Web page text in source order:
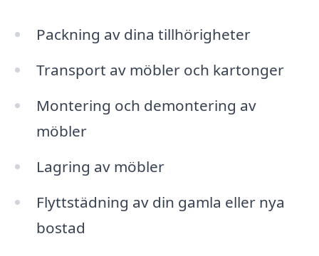
Packning av dina tillhörigheter
Transport av möbler och kartonger
Montering och demontering av
möbler
Lagring av möbler
Flyttstädning av din gamla eller nya
bostad